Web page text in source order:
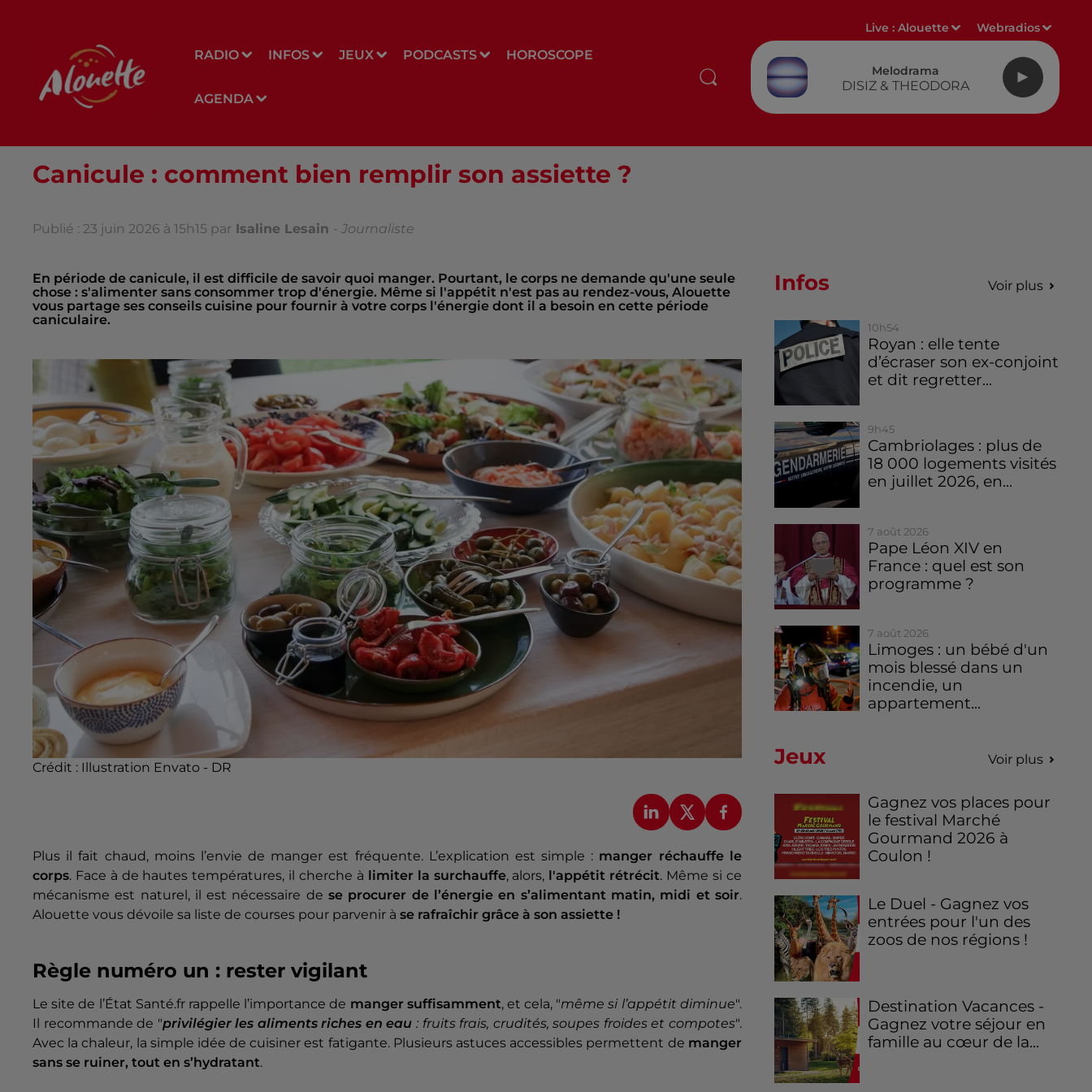
RADIO INFOS JEUX PODCASTS HOROSCOPE
AGENDA
Live :Alouette Webradios
Melodrama
DISIZ & THEODORA
Canicule : comment bien remplir son assiette ?
Publié : 23 juin 2026 à 15h15 par Isaline Lesain - Journaliste
En période de canicule, il est difficile de savoir quoi manger. Pourtant, le corps ne demande qu'une seule
chose : s'alimenter sans consommer trop d'énergie. Même si l'appétit n'est pas au rendez-vous, Alouette
vous partage ses conseils cuisine pour fournir à votre corps l'énergie dont il a besoin en cette période
caniculaire.
Crédit : Illustration Envato - DR
Plus il fait chaud, moins l’envie de manger est fréquente. L’explication est simple : manger réchauffe le
corps. Face à de hautes températures, il cherche à limiter la surchauffe, alors, l'appétit rétrécit. Même si ce
mécanisme est naturel, il est nécessaire dese procurer de l’énergie en s’alimentant matin, midi et soir.
Alouette vous dévoile sa liste de courses pour parvenir à se rafraîchir grâce à son assiette !
Règle numéro un : rester vigilant
Le site de l’État Santé.fr rappelle l’importance de manger suffisamment, et cela, "même si l’appétit diminue".
Il recommande de "privilégier les aliments riches en eau : fruits frais, crudités, soupes froides et compotes".
Avec la chaleur, la simple idée de cuisiner est fatigante. Plusieurs astuces accessibles permettent de manger
sans se ruiner, tout en s’hydratant.
Infos Voir plus
10h54
Royan : elle tente
d’écraser son ex-conjoint
et dit regretter...
9h45
Cambriolages : plus de
18 000 logements visités
en juillet 2026, en...
7 août 2026
Pape Léon XIV en
France : quel est son
programme ?
7 août 2026
Limoges : un bébé d'un
mois blessé dans un
incendie, un
appartement...
Jeux Voir plus
Gagnez vos places pour
le festival Marché
Gourmand 2026 à
Coulon !
Le Duel - Gagnez vos
entrées pour l'un des
zoos de nos régions !
Destination Vacances -
Gagnez votre séjour en
famille au cœur de la...